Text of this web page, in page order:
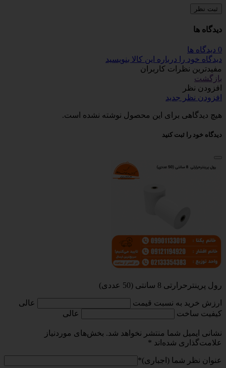
ثبت نظر
دیدگاه ها
0 دیدگاه ها
دیدگاه خود را درباره این کالا بنویسید
مفیدترین نظرات کاربران
بازگشت
افزودن نظر
افزودن نظر جدید
هیچ دیدگاهی برای این محصول نوشته نشده است.
دیدگاه خود را ثبت کنید
رول پرینترحرارتی 8 سانتی (50 عددی)
ارزش خرید به نسبت قیمت
عالی
کیفیت ساخت
عالی
نشانی ایمیل شما منتشر نخواهد شد. بخش‌های موردنیاز
علامت‌گذاری شده‌اند *
عنوان نظر شما (اجباری)*